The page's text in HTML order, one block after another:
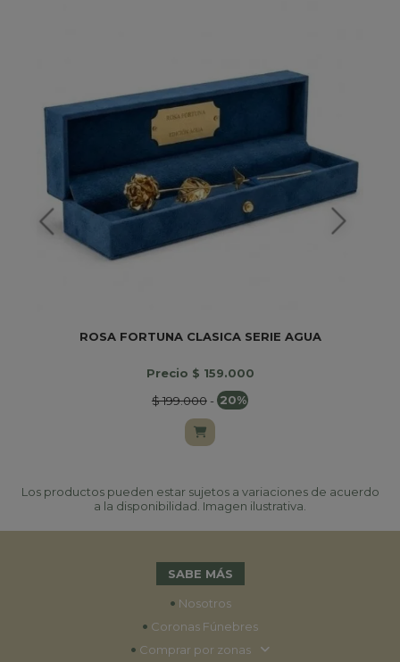
ROSA FORTUNA CLASICA SERIE AGUA
Precio $ 159.000
$ 199.000- 20%
Los productos pueden estar sujetos a variaciones de acuerdo
a la disponibilidad. Imagen ilustrativa.
SABE MÁS
• Nosotros
• Coronas Fúnebres
• Comprar por zonas